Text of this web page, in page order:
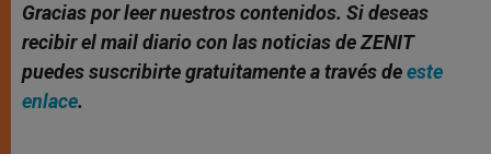
Gracias por leer nuestros contenidos. Si deseas
recibir el mail diario con las noticias de ZENIT
puedes suscribirte gratuitamente a través deeste
enlace.